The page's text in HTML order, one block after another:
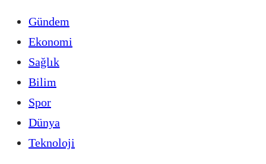
Gündem
Ekonomi
Sağlık
Bilim
Spor
Dünya
Teknoloji